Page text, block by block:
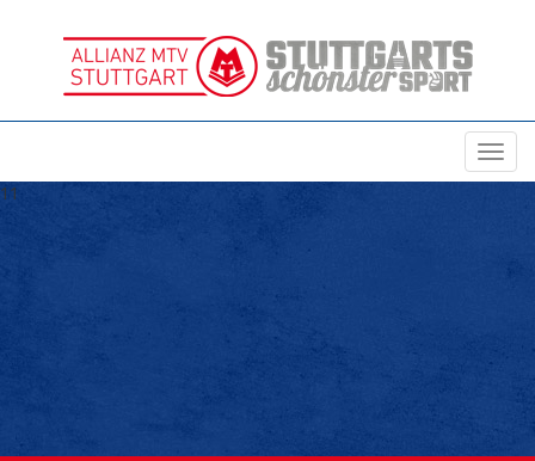
11